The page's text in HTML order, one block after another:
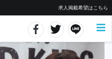
求人掲載希望はこちら